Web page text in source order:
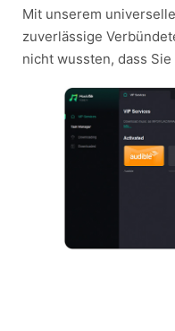
Mit unserem
zuverlässige
nicht wussten, dass